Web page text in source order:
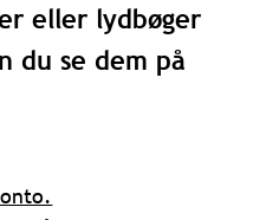
eller lydbøger
du se dem på